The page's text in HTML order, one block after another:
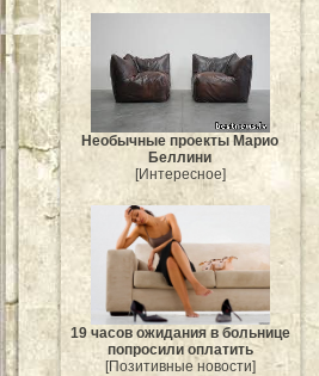
Необычные проекты Марио
Беллини
[Интересное]
19 часов ожидания в больнице
попросили оплатить
[Позитивные новости]